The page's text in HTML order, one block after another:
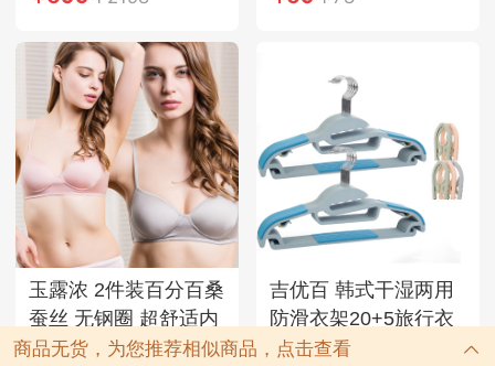
玉露浓 2件装百分百桑
蚕丝 无钢圈 超舒适内
衣文胸 · 限时买一送
立省22
吉优百 韩式干湿两用
防滑衣架20+5旅行衣
件---超值套组！3色可
立省9
商品无货，为您推荐相似商品，点击查看